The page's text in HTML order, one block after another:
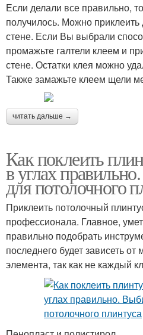
Если делали все правильно,
получилось. Можно приклеить
стене. Если Вы выбрали
промажьте галтели клеем и
стене. Остатки клея можно
Также замажьте клеем щели
читать дальше →
Как поклеить
в углах
для потолочного
Приклеить потолочный
профессионала. Главное,
правильно подобрать
последнего будет зависеть
элемента, так как не каждый